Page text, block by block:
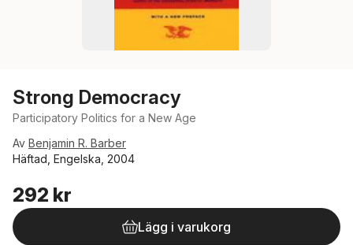
Strong Democracy
Participatory Politics for a New Age
Av Benjamin R. Barber
Häftad, Engelska, 2004
292 kr
Lägg i varukorg